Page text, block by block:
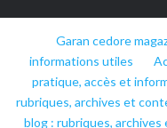
Garan cedore
informations utiles
pratique, accès et
rubriques, archives et
blog : rubriques,